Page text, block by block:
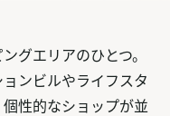
グエリアのひとつ。
ンビルやライフスタ
性的なショップが並